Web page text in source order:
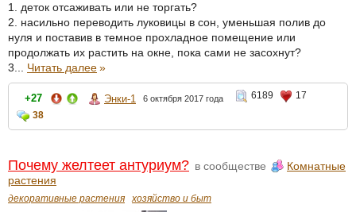
1. деток отсаживать или не торгать?
2. насильно переводить луковицы в сон, уменьшая полив до
нуля и поставив в темное прохладное помещение или
продолжать их растить на окне, пока сами не засохнут?
3... Читать далее»
+27 Энки-1 6 октября 2017 года 6189
17
38
Почему желтеет антуриум? в сообществе
Комнатные
растения
декоративные растения хозяйство и быт